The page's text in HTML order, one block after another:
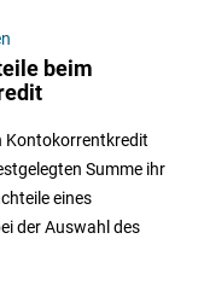
beim
Kontokorrentkredit
Summe ihr
eines
der Auswahl des